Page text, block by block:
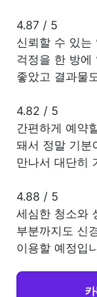
4.87 / 5
신뢰할 수 있는
걱정을 한 방에
좋았고 결과물
4.82 / 5
간편하게 예약
돼서 정말 기분
만나서 대단히
4.88 / 5
세심한 청소와
부분까지도 신
이용할 예정입